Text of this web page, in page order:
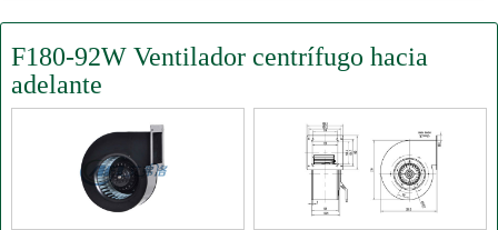
F180-92W Ventilador centrífugo hacia
adelante